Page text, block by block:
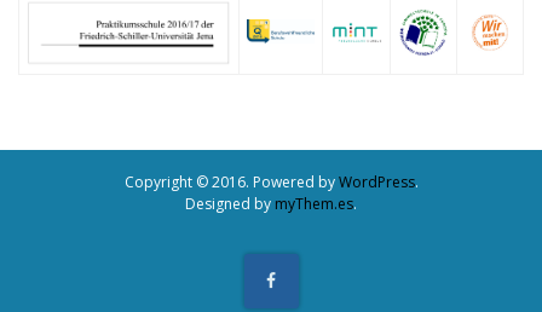
Copyright © 2016. Powered byWordPress.
Designed by myThem.es.